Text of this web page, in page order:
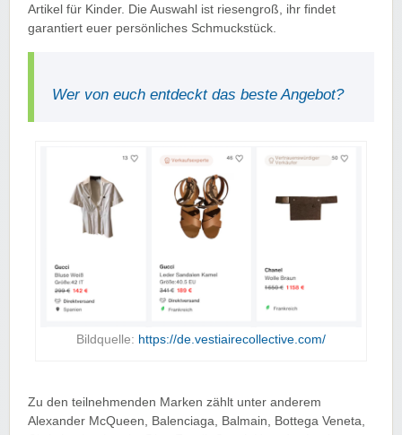
Artikel für Kinder. Die Auswahl ist riesengroß, ihr findet
garantiert euer persönliches Schmuckstück.
Wer von euch entdeckt das beste Angebot?
Bildquelle: https://de.vestiairecollective.com/
Zu den teilnehmenden Marken zählt unter anderem
Alexander McQueen, Balenciaga, Balmain, Bottega Veneta,